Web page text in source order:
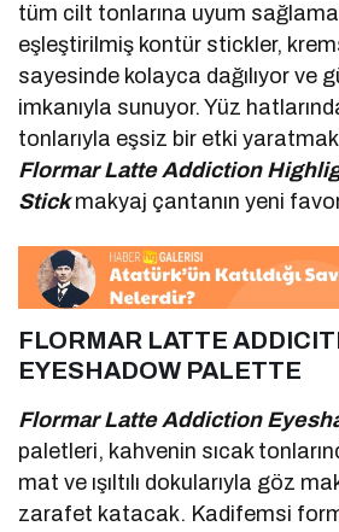
tüm cilt tonlarına uyum
eşleştirilmiş kontür stickler,
sayesinde kolayca dağılıyor ve
imkanıyla sunuyor. Yüz
tonlarıyla eşsiz bir etki
Flormar Latte Addiction
Stickmakyaj çantanın yeni
FLORMAR LATTE
EYESHADOW PALETTE
Flormar Latte Addiction
paletleri, kahvenin sıcak
mat ve ışıltılı dokularıyla göz
zarafet katacak. Kadifemsi